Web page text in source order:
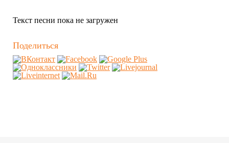
Текст песни пока не загружен
Поделиться